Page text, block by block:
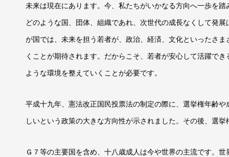
未来は現在にあります。今、私たちがいかなる方向へ一歩を
どのような国、団体、組織であれ、次世代の成長なくして発
が国では、未来を担う若者が、政治、経済、文化といったさ
くことが期待されます。だからこそ、若者が安心して活躍で
ような環境を整えていくことが必要です。
平成十九年、憲法改正国民投票法の制定の際に、選挙権年齢
しいという政策の大きな方向性が示されました。その後、選
Ｇ７等の主要国を含め、十八歳成人は今や世界の主流です。